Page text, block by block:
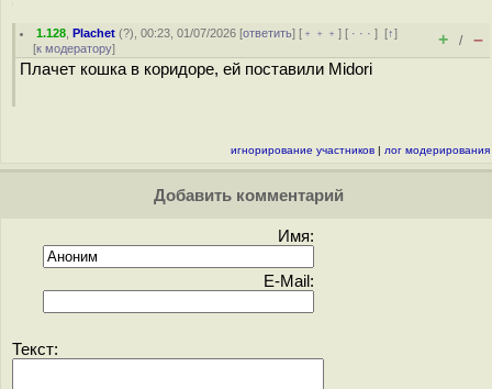
1.128 ,Plachet (?), 00:23, 01/07/2026 [ответить] [ ﹢﹢﹢] [ · · ·][↑]
[к модератору] + / –
Плачет кошка в коридоре, ей поставили Midori
игнорирование участников | лог модерирования
Добавить комментарий
Имя:
E-Mail:
Текст: